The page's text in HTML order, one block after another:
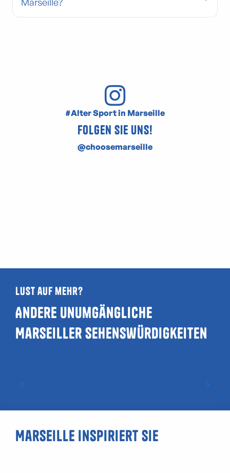
#Alter Sport in Marseille
Folgen Sie uns!
@choosemarseille
Lust auf mehr?
Andere unumgängliche
Marseiller Sehenswürdigkeiten
Marseille inspiriert Sie